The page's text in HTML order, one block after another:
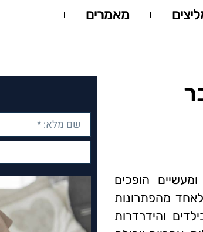
מאמרים
הופכים
מהפתרונות
והידרדרות